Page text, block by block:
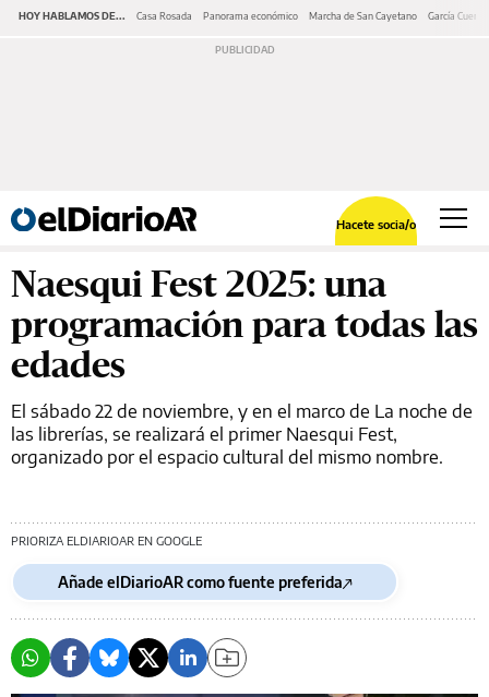
HOY HABLAMOS DE... Casa Rosada Panorama económico Marcha de San Cayetano García Cuerva
Hacete socia/o
Naesqui Fest 2025: una
programación para todas las
edades
El sábado 22 de noviembre, y en el marco de La noche de
las librerías, se realizará el primer Naesqui Fest,
organizado por el espacio cultural del mismo nombre.
PRIORIZA ELDIARIOAR EN GOOGLE
Añade elDiarioAR como fuente preferida